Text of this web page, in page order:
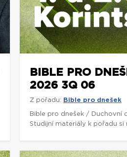
BIBLE PRO
2026 3Q 06
Z pořadu: Bible pro dnešek
Bible pro dnešek / Duchovní
Studijní materiály k pořadu